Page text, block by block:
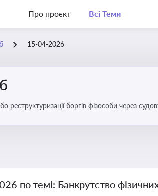
Про проєкт Всі Теми
15-04-2026
реструктуризації боргів фізособи через
по темі: Банкрутство